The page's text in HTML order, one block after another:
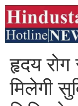
हृदय
मिलेगी